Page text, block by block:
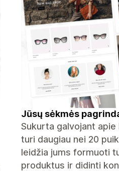
Jūsų sėkmės
Sukurta galvojant apie
turi daugiau nei 20
leidžia jums formuoti
produktus ir didinti